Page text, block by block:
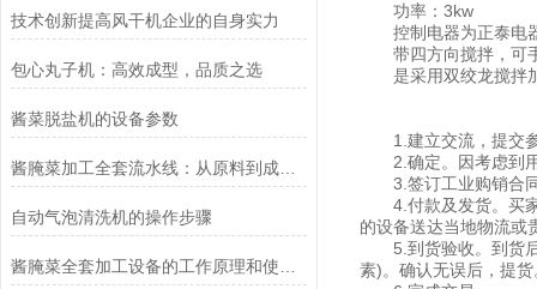
技术创新提高风干机企业的自身实力
包心丸子机：高效成型，品质之选
酱菜脱盐机的设备参数
酱腌菜加工全套流水线：从原料到成品的全流程管理
自动气泡清洗机的操作步骤
功率：3kw
控制电器为正泰电
带四方向搅拌，可
是采用双绞龙搅拌加
1.建立交流，提交参
2.确定。因考虑到用
3.签订工业购销合同
4.付款及发货。买家
的设备送达当地物流或
5.到货验收。到货后
素)。确认无误后，提货